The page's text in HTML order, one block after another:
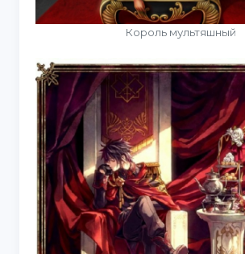
Король мультяшный